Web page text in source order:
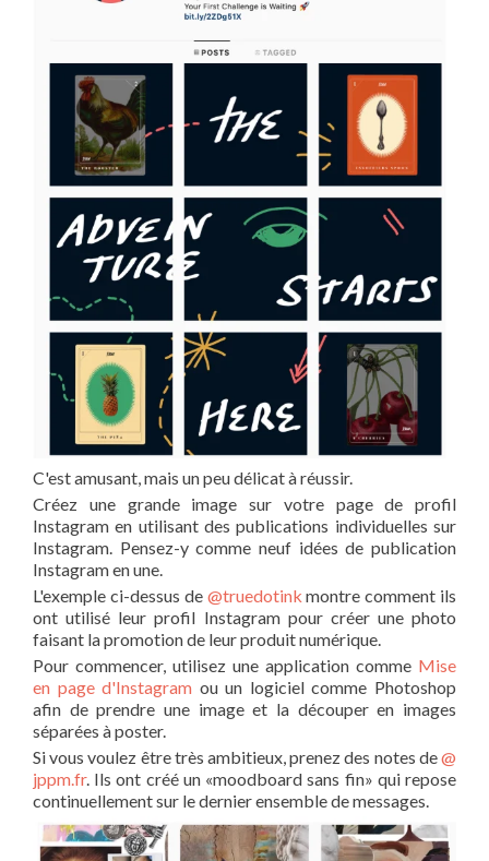
C'est amusant, mais un peu délicat à réussir.
Créez une grande image sur votre page de profil
Instagram en utilisant des publications individuelles sur
Instagram. Pensez-y comme neuf idées de publication
Instagram en une.
L'exemple ci-dessus de @truedotink montre comment ils
ont utilisé leur profil Instagram pour créer une photo
faisant la promotion de leur produit numérique.
Pour commencer, utilisez une application comme Mise
en page d'Instagram ou un logiciel comme Photoshop
afin de prendre une image et la découper en images
séparées à poster.
Si vous voulez être très ambitieux, prenez des notes de@
jppm.fr. Ils ont créé un «moodboard sans fin» qui repose
continuellement sur le dernier ensemble de messages.